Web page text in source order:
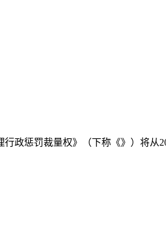
行政惩罚裁量权》（下称《》）将从